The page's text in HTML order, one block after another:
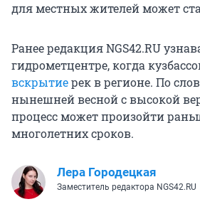
для местных жителей может
Ранее редакция NGS42.RU
гидрометцентре, когда
вскрытиерек в регионе. По
нынешней весной с высокой
процесс может произойти
многолетних сроков.
Лера Городецкая
Заместитель редактора NGS42.RU